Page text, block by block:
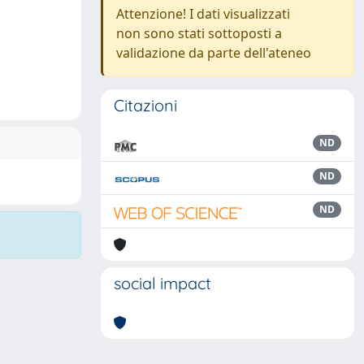
Attenzione! I dati visualizzati
non sono stati sottoposti a
validazione da parte dell'ateneo
Citazioni
ND
ND
ND
social impact